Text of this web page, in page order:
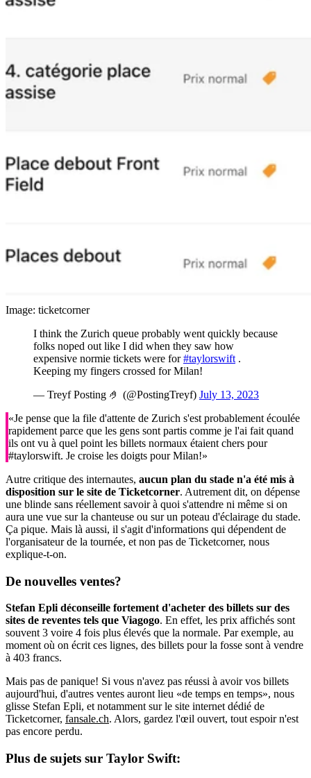
Image: ticketcorner
I think the Zurich queue probably went quickly because
folks noped out like I did when they saw how
expensive normie tickets were for#taylorswift .
Keeping my fingers crossed for Milan!
— Treyf Posting 🤌 (@PostingTreyf) July 13, 2023
«Je pense que la file d'attente de Zurich s'est probablement écoulée
rapidement parce que les gens sont partis comme je l'ai fait quand
ils ont vu à quel point les billets normaux étaient chers pour
#taylorswift. Je croise les doigts pour Milan!»
Autre critique des internautes, aucun plan du stade n'a été mis à
disposition sur le site de Ticketcorner. Autrement dit, on dépense
une blinde sans réellement savoir à quoi s'attendre ni même si on
aura une vue sur la chanteuse ou sur un poteau d'éclairage du stade.
Ça pique. Mais là aussi, il s'agit d'informations qui dépendent de
l'organisateur de la tournée, et non pas de Ticketcorner, nous
explique-t-on.
De nouvelles ventes?
Stefan Epli déconseille fortement d'acheter des billets sur des
sites de reventes tels que Viagogo. En effet, les prix affichés sont
souvent 3 voire 4 fois plus élevés que la normale. Par exemple, au
moment où on écrit ces lignes, des billets pour la fosse sont à vendre
à 403 francs.
Mais pas de panique! Si vous n'avez pas réussi à avoir vos billets
aujourd'hui, d'autres ventes auront lieu «de temps en temps», nous
glisse Stefan Epli, et notamment sur le site internet dédié de
Ticketcorner, fansale.ch. Alors, gardez l'œil ouvert, tout espoir n'est
pas encore perdu.
Plus de sujets sur Taylor Swift: